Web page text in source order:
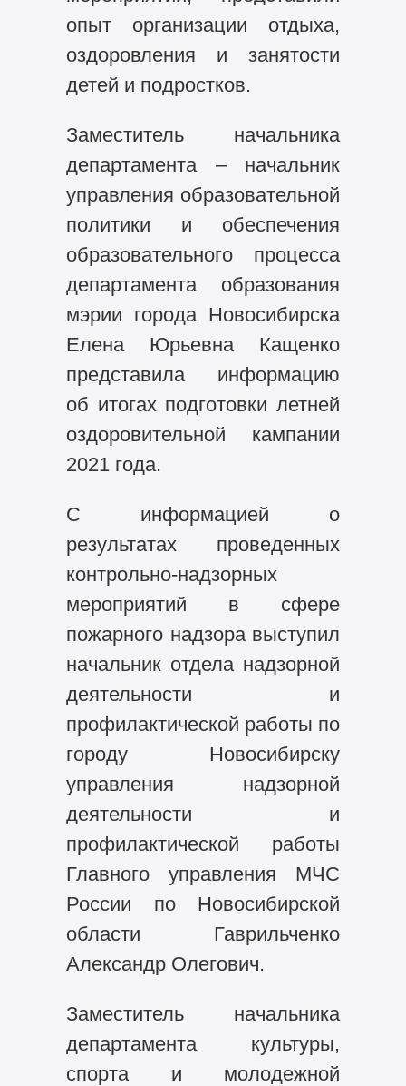
опыт организации отдыха,
оздоровления и занятости
детей и подростков.
Заместитель начальника
департамента – начальник
управления образовательной
политики и обеспечения
образовательного процесса
департамента образования
мэрии города Новосибирска
Елена Юрьевна Кащенко
представила информацию
об итогах подготовки летней
оздоровительной кампании
2021 года.
С информацией о
результатах проведенных
контрольно-надзорных
мероприятий в сфере
пожарного надзора выступил
начальник отдела надзорной
деятельности и
профилактической работы по
городу Новосибирску
управления надзорной
деятельности и
профилактической работы
Главного управления МЧС
России по Новосибирской
области Гаврильченко
Александр Олегович.
Заместитель начальника
департамента культуры,
спорта и молодежной